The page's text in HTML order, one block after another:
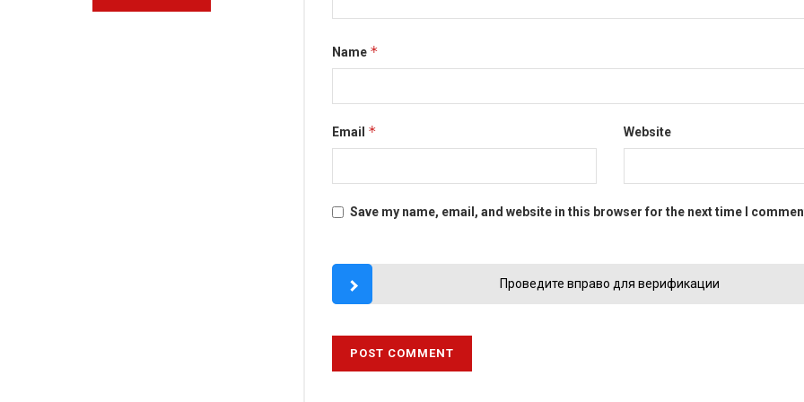
Name *
Email * Website
Save my name, email, and website in this browser for the next time I
Проведите вправо для верификации